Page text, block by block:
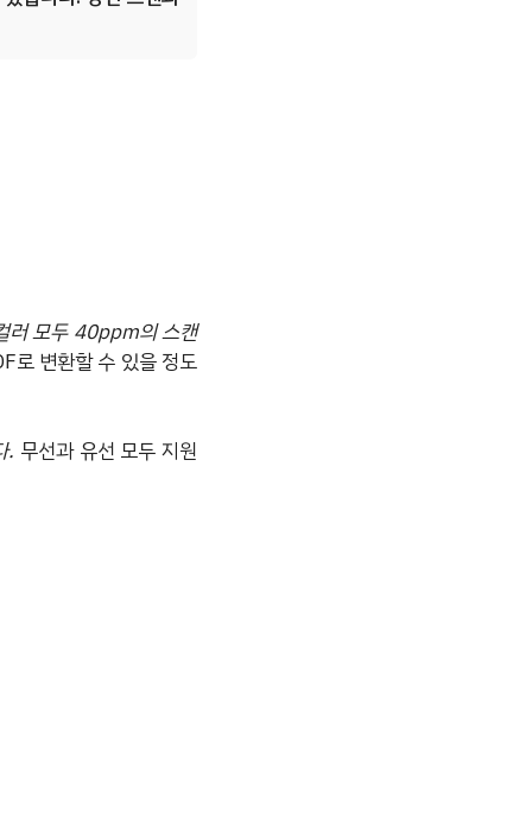
러 모두 40ppm의 스캔
로 변환할 수 있을 정도
. 무선과 유선 모두 지원